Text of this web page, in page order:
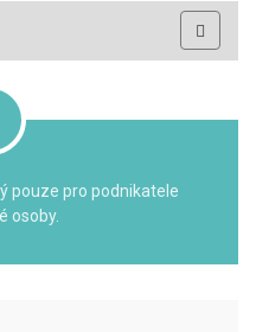
pouze pro podnikatele
osoby.